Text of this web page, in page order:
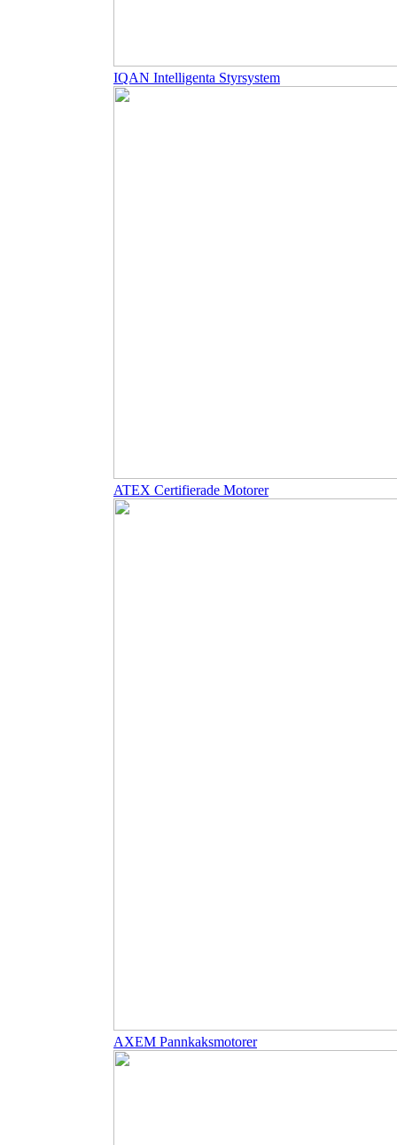
IQAN Intelligenta Styrsystem
ATEX Certifierade Motorer
AXEM Pannkaksmotorer